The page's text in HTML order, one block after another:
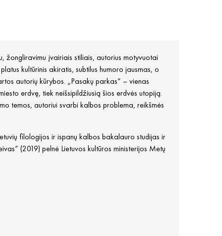
žongliravimu įvairiais stiliais, autorius motyvuotai
kultūrinis akiratis, subtilus humoro jausmas, o
autorių kūrybos. „Pasakų parkas“ – vienas
erdvę, tiek neišsipildžiusią šios erdvės utopiją.
temos, autoriui svarbi kalbos problema, reikšmės
filologijos ir ispanų kalbos bakalauro studijas ir
(2019) pelnė Lietuvos kultūros ministerijos Metų